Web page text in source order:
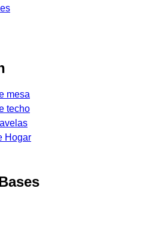
mesa
techo
Hogar